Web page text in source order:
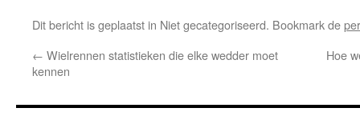
Dit bericht is geplaatst in Niet gecategoriseerd. Bookmark de
← Wielrennen statistieken die elke wedder moet
kennen
Hoe